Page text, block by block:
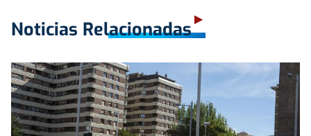
Noticias Relacionadas